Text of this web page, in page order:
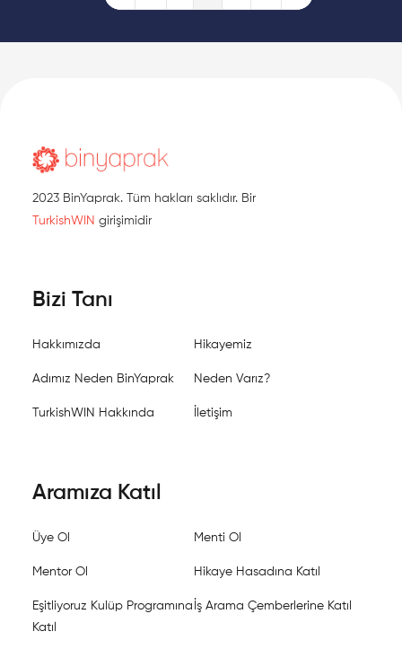
2023 BinYaprak. Tüm hakları saklıdır. Bir
TurkishWIN girişimidir
Bizi Tanı
Hakkımızda Hikayemiz
Adımız Neden BinYaprak Neden Varız?
TurkishWIN Hakkında İletişim
Aramıza Katıl
Üye Ol Menti Ol
Mentor Ol Hikaye Hasadına Katıl
Eşitliyoruz Kulüp Programına
Katıl
İş Arama Çemberlerine Katıl